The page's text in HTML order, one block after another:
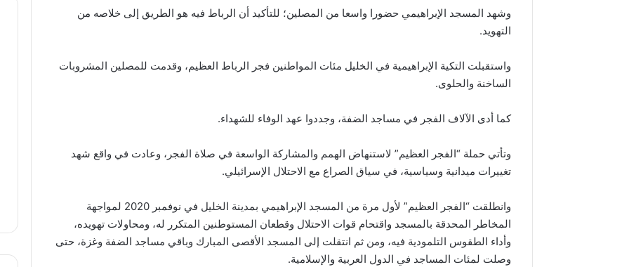
وشهد المسجد الإبراهيمي حضورا واسعا من المصلين؛ للتأكيد أن الرباط فيه هو الطريق إلى خلاصه من
التهويد.
واستقبلت التكية الإبراهيمية في الخليل مئات المواطنين فجر الرباط العظيم، وقدمت للمصلين المشروبات
الساخنة والحلوى.
كما أدى الآلاف الفجر في مساجد الضفة، وجددوا عهد الوفاء للشهداء.
وتأتي حملة “الفجر العظيم” لاستنهاض الهمم والمشاركة الواسعة في صلاة الفجر، وعادت في واقع شهد
تغييرات ميدانية وسياسية، في سياق الصراع مع الاحتلال الإسرائيلي.
وانطلقت “الفجر العظيم” لأول مرة من المسجد الإبراهيمي بمدينة الخليل في نوفمبر 2020 لمواجهة
المخاطر المحدقة بالمسجد واقتحام قوات الاحتلال وقطعان المستوطنين المتكرر له، ومحاولات تهويده،
وأداء الطقوس التلمودية فيه، ومن ثم انتقلت إلى المسجد الأقصى المبارك وباقي مساجد الضفة وغزة، حتى
وصلت لمئات المساجد في الدول العربية والإسلامية.
لمن
منذ أسبوعين
لمن فلسطين ؟!
العدد
أسبوع”
مما
يجري
في
العدد (469) من مجلة “فلسطين
من مما يجري في فلسطين